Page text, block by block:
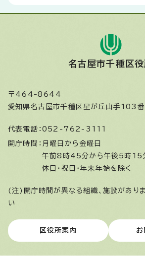
名古屋市千種区
〒464-8644
愛知県名古屋市千種区星が丘山手103
代表電話： 052-762-3111
開庁時間： 月曜日から金曜日
午前8時45分から午後5時15
休日・祝日・年末年始を除く
(注)開庁時間が異なる組織、施設があり
い
区役所案内 お